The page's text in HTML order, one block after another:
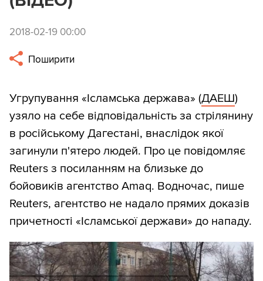
2018-02-19 00:00
Поширити
Угрупування «Ісламська держава» (ДАЕШ)
узяло на себе відповідальність за стрілянину
в російському Дагестані, внаслідок якої
загинули п'ятеро людей. Про це повідомляє
Reuters з посиланням на близьке до
бойовиків агентство Amaq. Водночас, пише
Reuters, агентство не надало прямих доказів
причетності «Ісламської держави» до нападу.